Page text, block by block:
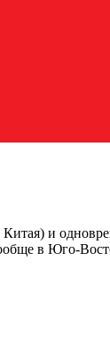
и
в Юго-